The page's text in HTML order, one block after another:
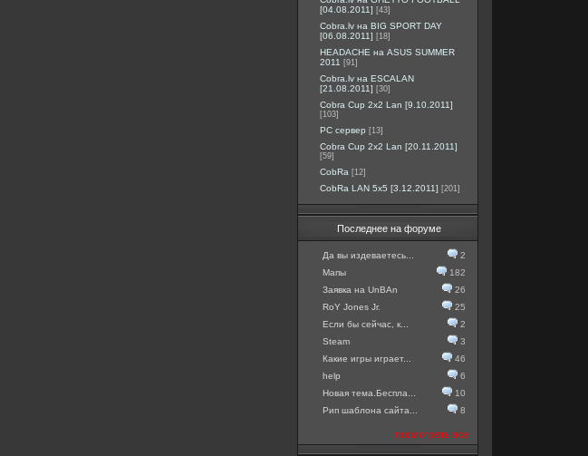
[04.08.2011] [43]
Cobra.lv на BIG SPORT DAY
[06.08.2011] [18]
HEADACHE на ASUS SUMMER
2011 [91]
Cobra.lv на ESCALAN
[21.08.2011] [30]
Cobra Cup 2x2 Lan [9.10.2011]
[103]
PC сервер [13]
Cobra Cup 2x2 Lan [20.11.2011]
[59]
CobRa [12]
CobRa LAN 5x5 [3.12.2011] [201]
Последнее на форуме
Да вы издеваетесь...
2
Мапы
182
Заявка на UnBAn
26
RoY Jones Jr.
25
Если бы сейчас, к...
2
Steam
3
Какие игры играет...
46
help
6
Новая тема.Беспла...
10
Рип шаблона сайта...
8
посмотреть все